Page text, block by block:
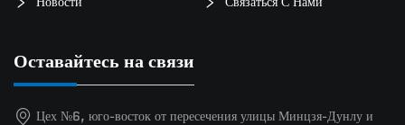
Оставайтесь на связи
Цех №6, юго-восток от пересечения улицы Минцзя-Дунлу и